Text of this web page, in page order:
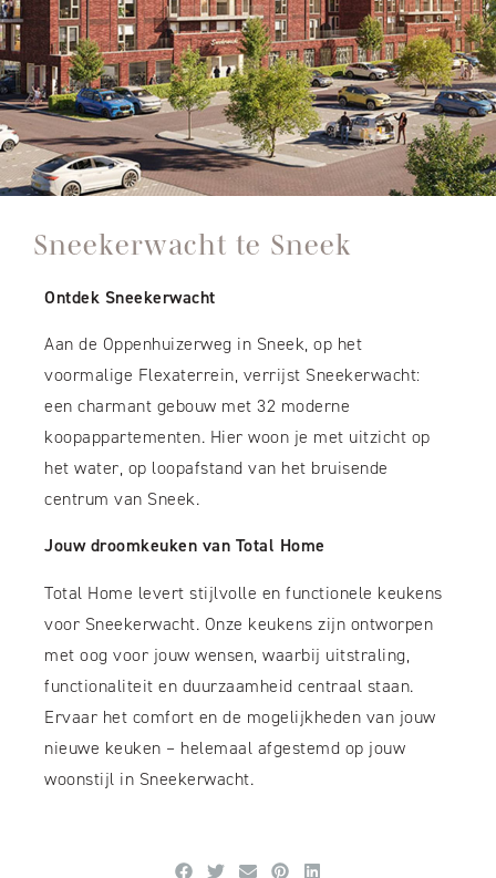
Sneekerwacht te Sneek
Ontdek Sneekerwacht
Aan de Oppenhuizerweg in Sneek, op het
voormalige Flexaterrein, verrijst Sneekerwacht:
een charmant gebouw met 32 moderne
koopappartementen. Hier woon je met uitzicht op
het water, op loopafstand van het bruisende
centrum van Sneek.
Jouw droomkeuken van Total Home
Total Home levert stijlvolle en functionele keukens
voor Sneekerwacht. Onze keukens zijn ontworpen
met oog voor jouw wensen, waarbij uitstraling,
functionaliteit en duurzaamheid centraal staan.
Ervaar het comfort en de mogelijkheden van jouw
nieuwe keuken – helemaal afgestemd op jouw
woonstijl in Sneekerwacht.